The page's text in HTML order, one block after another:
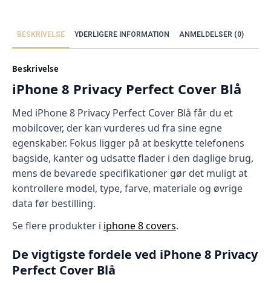
BESKRIVELSE YDERLIGERE INFORMATION ANMELDELSER (0)
Beskrivelse
iPhone 8 Privacy Perfect Cover Blå
Med iPhone 8 Privacy Perfect Cover Blå får du et
mobilcover, der kan vurderes ud fra sine egne
egenskaber. Fokus ligger på at beskytte telefonens
bagside, kanter og udsatte flader i den daglige brug,
mens de bevarede specifikationer gør det muligt at
kontrollere model, type, farve, materiale og øvrige
data før bestilling.
Se flere produkter i iphone 8 covers.
De vigtigste fordele ved iPhone 8 Privacy
Perfect Cover Blå